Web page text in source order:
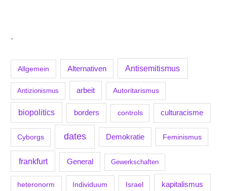
.
Allgemein Alternativen Antisemitismus
Antizionismus arbeit Autoritarismus
biopolitics borders controls culturacisme
Cyborgs dates Demokratie Feminismus
frankfurt General Gewerkschaften
heteronorm Individuum Israel kapitalismus